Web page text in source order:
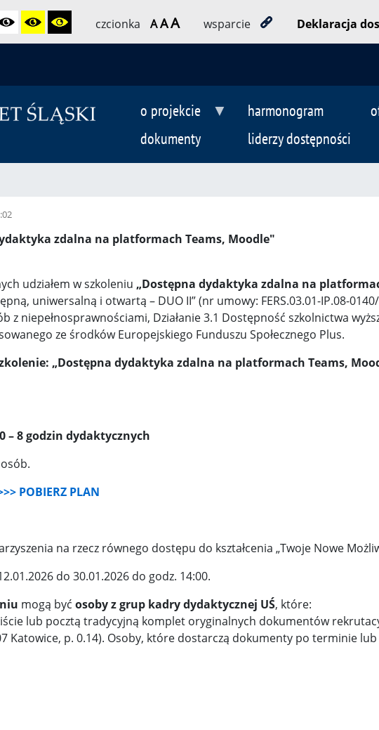
czcionka AAA wsparcie Deklaracja
o projekcie harmonogram
dokumenty
liderzy dostępności
zdalna na platformach Teams, Moodle"
udziałem w szkoleniu „Dostępna dydaktyka zdalna na
uniwersalną i otwartą – DUO II”(nr umowy: FERS.03.01-IP.08-
z niepełnosprawnościami, Działanie 3.1 Dostępność szkolnictwa
ze środków Europejskiego Funduszu Społecznego Plus.
„Dostępna dydaktyka zdalna na platformach Teams,
– 8 godzin dydaktycznych
POBIERZ PLAN
na rzecz równego dostępu do kształcenia „Twoje Nowe
do 30.01.2026 do godz. 14:00.
mogą być osoby z grup kadry dydaktycznej UŚ, które:
lub pocztą tradycyjną komplet oryginalnych dokumentów
Katowice, p. 0.14). Osoby, które dostarczą dokumenty po terminie